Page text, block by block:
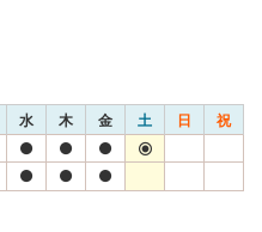
水 木 金 土 日 祝